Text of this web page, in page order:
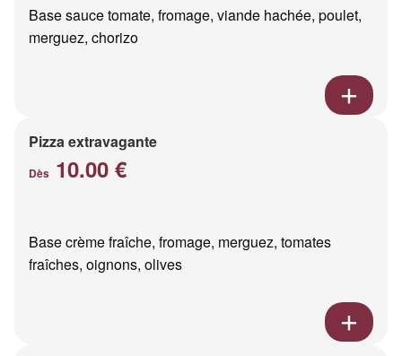
Base sauce tomate, fromage, viande hachée, poulet,
merguez, chorizo
Pizza extravagante
Dès 10.00 €
Base crème fraîche, fromage, merguez, tomates
fraîches, oignons, olives